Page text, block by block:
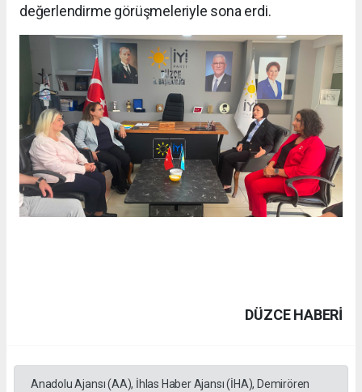
değerlendirme görüşmeleriyle sona erdi.
DÜZCE HABERİ
Anadolu Ajansı (AA), İhlas Haber Ajansı (İHA), Demirören